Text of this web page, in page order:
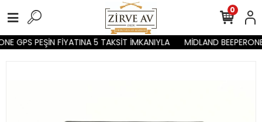
GPS PEŞİN FİYATINA 5 TAKSİT İMKANIYLA MİDLAND
0